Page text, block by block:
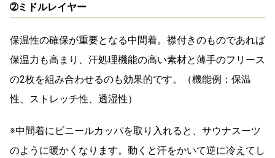
➁ミドルレイヤー
保温性の確保が重要となる中間着。襟付きのものであれば
保温力も高まり、汗処理機能の高い素材と薄手のフリース
の2枚を組み合わせるのも効果的です。
（機能例：保温
性、ストレッチ性、透湿性）
※中間着に ビニールカッパを取り入れると、サウナスーツ
のように暖かくなります。動くと汗をかいて逆に冷えてし